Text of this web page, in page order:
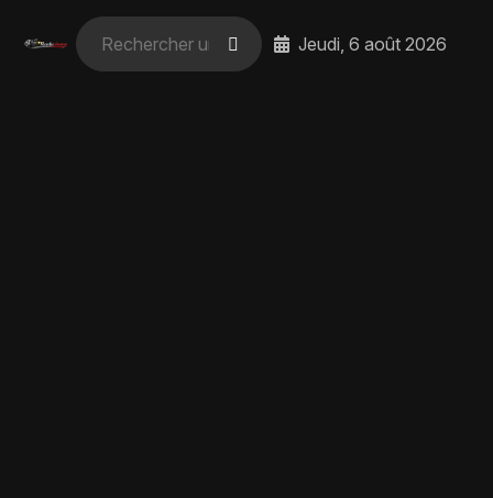
Jeudi, 6 août 2026